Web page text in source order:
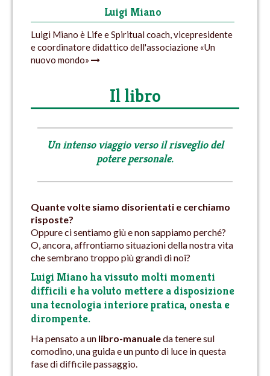
Luigi Miano
Luigi Miano è Life e Spiritual coach, vicepresidente
e coordinatore didattico dell'associazione «Un
nuovo mondo»
Il libro
Un intenso viaggio versoil risveglio del
potere personale.
Quante volte siamo disorientati e cerchiamo
risposte?
Oppure ci sentiamo giù e non sappiamo perché?
O, ancora, affrontiamo situazioni della nostra vita
che sembrano troppo più grandi di noi?
Luigi Miano ha vissuto molti momenti
difficili e ha voluto mettere a disposizione
una tecnologia interiore pratica, onesta e
dirompente.
Ha pensato a un libro-manualeda tenere sul
comodino, una guida e un punto di luce in questa
fase di difficile passaggio.